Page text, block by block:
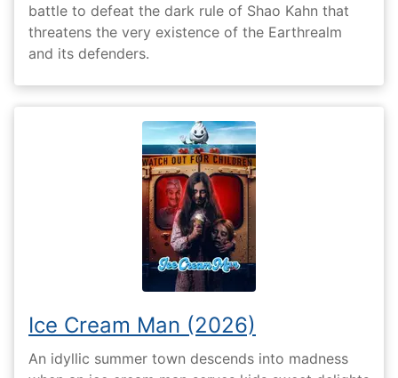
battle to defeat the dark rule of Shao Kahn that
threatens the very existence of the Earthrealm
and its defenders.
Ice Cream Man (2026)
An idyllic summer town descends into madness